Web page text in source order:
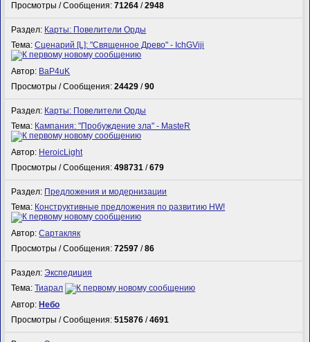
Просмотры / Сообщения:71264 /2948
Раздел: Карты: Повелители Орды
Тема:Сценарий [L]: "Священное Древо" - IchGViji
Автор: BaP4uK
Просмотры / Сообщения:24429 /90
Раздел: Карты: Повелители Орды
Тема: Кампания: "Пробуждение зла" - MasteR
Автор: HeroicLight
Просмотры / Сообщения:498731 /679
Раздел: Предложения и модернизации
Тема: Конструктивные предложения по развитию HW!
Автор:Сартакляк
Просмотры / Сообщения:72597 /86
Раздел:Экспедиция
Тема:Тиарал
Автор: Небо
Просмотры / Сообщения:515876 /4691